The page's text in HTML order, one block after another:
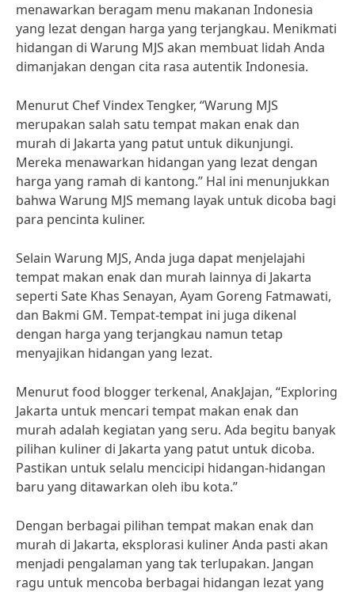
menawarkan beragam menu makanan Indonesia
yang lezat dengan harga yang terjangkau. Menikmati
hidangan di Warung MJS akan membuat lidah Anda
dimanjakan dengan cita rasa autentik Indonesia.
Menurut Chef Vindex Tengker, “Warung MJS
merupakan salah satu tempat makan enak dan
murah di Jakarta yang patut untuk dikunjungi.
Mereka menawarkan hidangan yang lezat dengan
harga yang ramah di kantong.” Hal ini menunjukkan
bahwa Warung MJS memang layak untuk dicoba bagi
para pencinta kuliner.
Selain Warung MJS, Anda juga dapat menjelajahi
tempat makan enak dan murah lainnya di Jakarta
seperti Sate Khas Senayan, Ayam Goreng Fatmawati,
dan Bakmi GM. Tempat-tempat ini juga dikenal
dengan harga yang terjangkau namun tetap
menyajikan hidangan yang lezat.
Menurut food blogger terkenal, AnakJajan, “Exploring
Jakarta untuk mencari tempat makan enak dan
murah adalah kegiatan yang seru. Ada begitu banyak
pilihan kuliner di Jakarta yang patut untuk dicoba.
Pastikan untuk selalu mencicipi hidangan-hidangan
baru yang ditawarkan oleh ibu kota.”
Dengan berbagai pilihan tempat makan enak dan
murah di Jakarta, eksplorasi kuliner Anda pasti akan
menjadi pengalaman yang tak terlupakan. Jangan
ragu untuk mencoba berbagai hidangan lezat yang